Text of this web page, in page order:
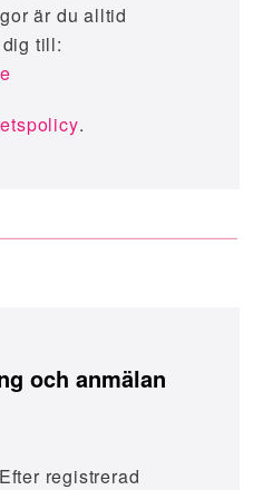
är du alltid
till:
.
och anmälan
registrerad